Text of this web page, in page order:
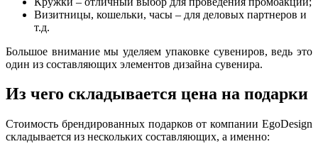
Визитницы, кошельки, часы – для деловых партнеров и
т.д.
Большое внимание мы уделяем упаковке сувениров, ведь это
один из составляющих элементов дизайна сувенира.
Из чего складывается цена на подарки
Стоимость брендированных подарков от компании EgoDesign
складывается из нескольких составляющих, а именно: